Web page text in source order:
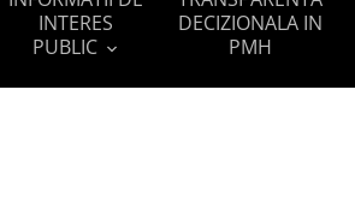
INTERES
PUBLIC
DECIZIONALA IN
PMH